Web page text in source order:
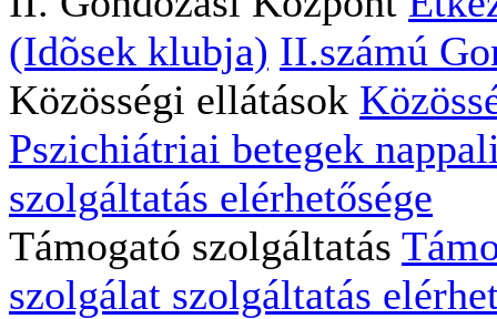
(Idõsek klubja) II.számú
Közösségi ellátások
Pszichiátriai betegek
szolgáltatás elérhetősége
Támogató szolgáltatás
szolgálat szolgáltatás